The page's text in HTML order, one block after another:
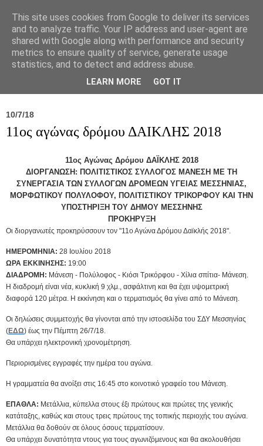
Σύλλογος Ιπποκράτειος
10/7/18
11ος αγώνας δρόμου ΔΑΙΚΛΗΣ 2018
11ος Αγώνας Δρόμου ΔΑΪΚΛΗΣ 2018
ΔΙΟΡΓΑΝΩΣΗ: ΠΟΛΙΤΙΣΤΙΚΟΣ ΣΥΛΛΟΓΟΣ ΜΑΝΕΣΗ ΜΕ ΤΗ
ΣΥΝΕΡΓΑΣΙΑ ΤΩΝ ΣΥΛΛΟΓΩΝ ΔΡΟΜΕΩΝ ΥΓΕΙΑΣ ΜΕΣΣΗΝΙΑΣ,
ΜΟΡΦΩΤΙΚΟΥ ΠΟΛΥΛΟΦΟΥ, ΠΟΛΙΤΙΣΤΙΚΟΥ ΤΡΙΚΟΡΦΟΥ ΚΑΙ ΤΗΝ
ΥΠΟΣΤΗΡΙΞΗ ΤΟΥ ΔΗΜΟΥ ΜΕΣΣΗΝΗΣ
ΠΡΟΚΗΡΥΞΗ
Οι διοργανωτές προκηρύσσουν τον "11ο Αγώνα Δρόμου Δαϊκλής 2018".
ΗΜΕΡΟΜΗΝΙΑ: 28 Ιουλίου 2018
ΩΡΑ ΕΚΚΙΝΗΣΗΣ: 19:00
ΔΙΑΔΡΟΜΗ: Μάνεση - Πολύλοφος - Κιόσι Τρικόρφου - Χίλια σπίτια- Μάνεση.
Η διαδρομή είναι νέα, κυκλική 9 χλμ., ασφάλτινη και θα έχει υψομετρική
διαφορά 120 μέτρα. Η εκκίνηση και ο τερματισμός θα γίνει από το Μάνεση.
Οι δηλώσεις συμμετοχής θα γίνονται από την ιστοσελίδα του ΣΔΥ Μεσσηνίας
(ΕΔΩ) έως την Πέμπτη 26/7/18.
Θα υπάρχει ηλεκτρονική χρονομέτρηση.
Περιορισμένες εγγραφές την ημέρα του αγώνα.
Η γραμματεία θα ανοίξει στις 16:45 στο κοινοτικό γραφείο του Μάνεση.
ΕΠΑΘΛΑ: Μετάλλια, κύπελλα στους έξι πρώτους και πρώτες της γενικής
κατάταξης, καθώς και στους τρεις πρώτους της τοπικής περιοχής του αγώνα.
Μετάλλια θα δοθούν σε όλους όσους τερματίσουν.
Θα υπάρχει δυνατότητα ντους για τους αγωνιζόμενους και θα ακολουθήσει
This site uses cookies from Google to deliver its services
and to analyze traffic. Your IP address and user-agent are
shared with Google along with performance and security
metrics to ensure quality of service, generate usage
statistics, and to detect and address abuse.
LEARN MORE GOT IT